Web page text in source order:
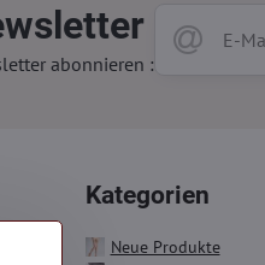
abonnieren :
Kategorien
Neue Produkte